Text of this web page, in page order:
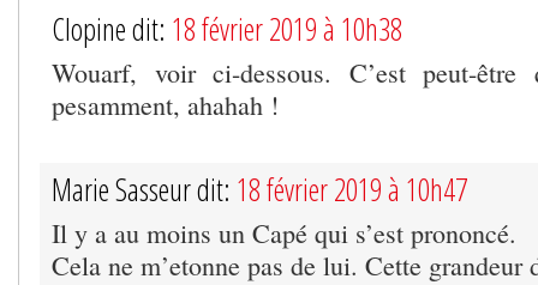
Clopine dit: 18 février 2019 à 10h38
Wouarf, voir ci-dessous. C’est peut-être
pesamment, ahahah !
Marie Sasseur dit: 18 février 2019 à 10h47
Il y a au moins un Capé qui s’est prononcé.
Cela ne m’etonne pas de lui. Cette grandeur